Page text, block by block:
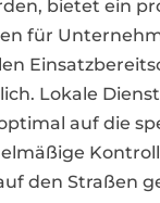
bietet ein
für
Lokale
auf die
den Straßen